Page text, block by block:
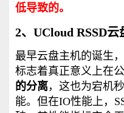
低导致的。
2、UCloud RSSD云
最早云盘主机的诞生
标志着真正意义上在公
的分离，这也为宕机
能。但在IO性能上，